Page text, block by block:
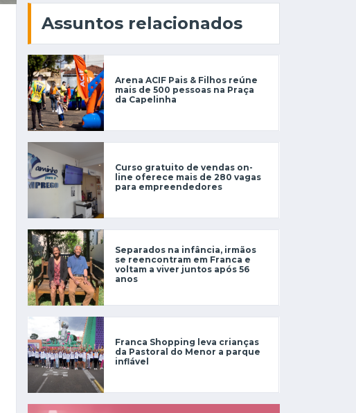
Assuntos relacionados
Arena ACIF Pais & Filhos reúne
mais de 500 pessoas na Praça
da Capelinha
Curso gratuito de vendas on-
line oferece mais de 280 vagas
para empreendedores
Separados na infância, irmãos
se reencontram em Franca e
voltam a viver juntos após 56
anos
Franca Shopping leva crianças
da Pastoral do Menor a parque
inflável